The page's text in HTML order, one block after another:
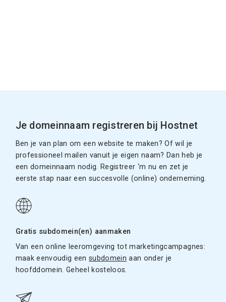
Je domeinnaam registreren bij Hostnet
Ben je van plan om een website te maken? Of wil je
professioneel mailen vanuit je eigen naam? Dan heb je
een domeinnaam nodig. Registreer ‘m nu en zet je
eerste stap naar een succesvolle (online) onderneming.
Gratis subdomein(en) aanmaken
Van een online leeromgeving tot marketingcampagnes:
maak eenvoudig eensubdomein aan onder je
hoofddomein. Geheel kosteloos.